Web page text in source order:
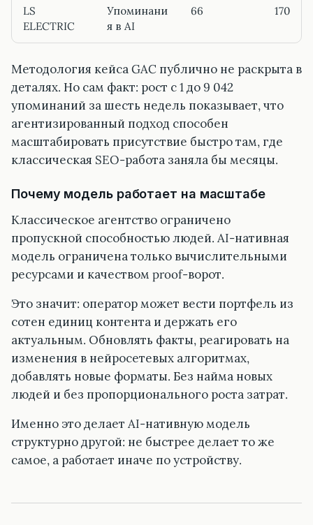
LS
ELECTRIC
Упоминани
я в AI
66 170
Методология кейса GAC публично не раскрыта в
деталях. Но сам факт: рост с 1 до 9 042
упоминаний за шесть недель показывает, что
агентизированный подход способен
масштабировать присутствие быстро там, где
классическая SEO-работа заняла бы месяцы.
Почему модель работает на масштабе
Классическое агентство ограничено
пропускной способностью людей. AI-нативная
модель ограничена только вычислительными
ресурсами и качеством proof-ворот.
Это значит: оператор может вести портфель из
сотен единиц контента и держать его
актуальным. Обновлять факты, реагировать на
изменения в нейросетевых алгоритмах,
добавлять новые форматы. Без найма новых
людей и без пропорционального роста затрат.
Именно это делает AI-нативную модель
структурно другой: не быстрее делает то же
самое, а работает иначе по устройству.